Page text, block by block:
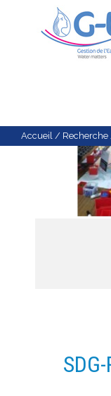
ACTUALITÉS
CALENDRIER DES
ORGANIGRAMME
IMPLANTATIONS
Accueil / Recherche